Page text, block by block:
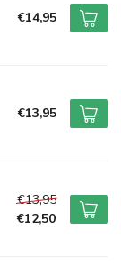
€14,95
€13,95
€13,95
€12,50